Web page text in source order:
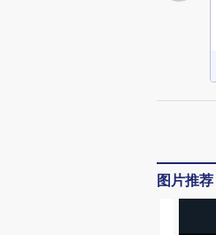
图片推荐